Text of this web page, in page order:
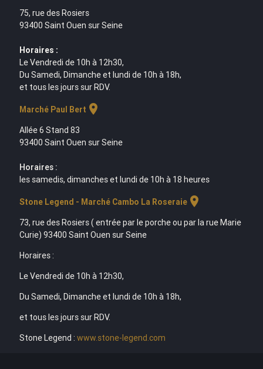
75, rue des Rosiers
93400 Saint Ouen sur Seine
Horaires :
Le Vendredi de 10h à 12h30,
Du Samedi, Dimanche et lundi de 10h à 18h,
et tous les jours sur RDV.
Marché Paul Bert location_on
Allée 6 Stand 83
93400 Saint Ouen sur Seine
Horaires :
les samedis, dimanches et lundi de 10h à 18 heures
Stone Legend - Marché Cambo La Roseraielocation_on
73, rue des Rosiers ( entrée par le porche ou par la rue Marie
Curie) 93400 Saint Ouen sur Seine
Horaires :
Le Vendredi de 10h à 12h30,
Du Samedi, Dimanche et lundi de 10h à 18h,
et tous les jours sur RDV.
Stone Legend : www.stone-legend.com